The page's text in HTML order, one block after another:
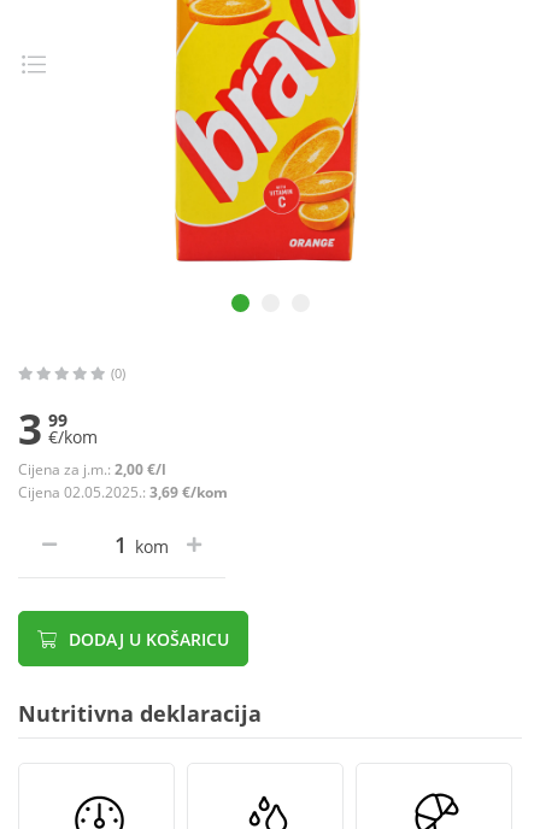
(0)
3 99
€/kom
Cijena za j.m.: 2,00 €/l
Cijena 02.05.2025.: 3,69 €/kom
kom
DODAJ U KOŠARICU
Nutritivna deklaracija